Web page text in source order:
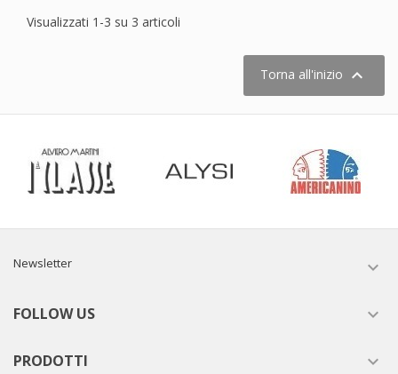
Visualizzati 1-3 su 3 articoli
Torna all'inizio 
Newsletter 
FOLLOW US 
PRODOTTI 